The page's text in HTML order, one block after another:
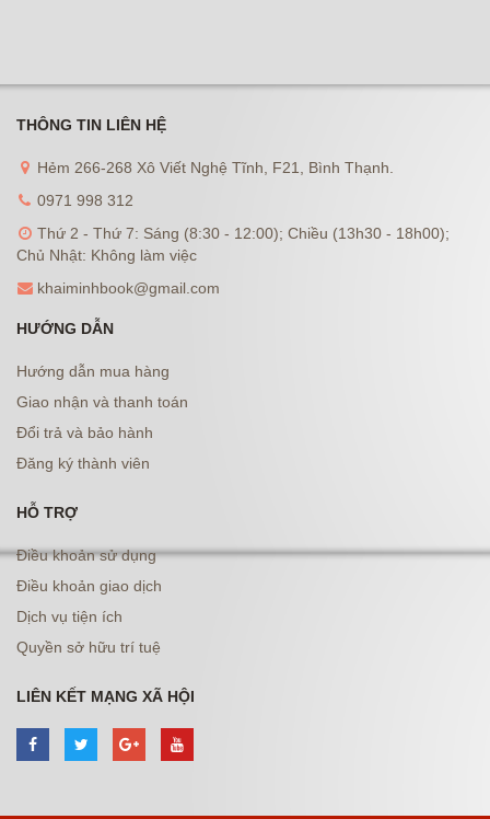
THÔNG TIN LIÊN HỆ
Hẻm 266-268 Xô Viết Nghệ Tĩnh, F21, Bình Thạnh.
0971 998 312
Thứ 2 - Thứ 7: Sáng (8:30 - 12:00); Chiều (13h30 - 18h00);
Chủ Nhật: Không làm việc
khaiminhbook@gmail.com
HƯỚNG DẪN
Hướng dẫn mua hàng
Giao nhận và thanh toán
Đổi trả và bảo hành
Đăng ký thành viên
HỖ TRỢ
Điều khoản sử dụng
Điều khoản giao dịch
Dịch vụ tiện ích
Quyền sở hữu trí tuệ
LIÊN KẾT MẠNG XÃ HỘI